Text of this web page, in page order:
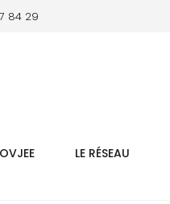
84 29
LE RÉSEAU